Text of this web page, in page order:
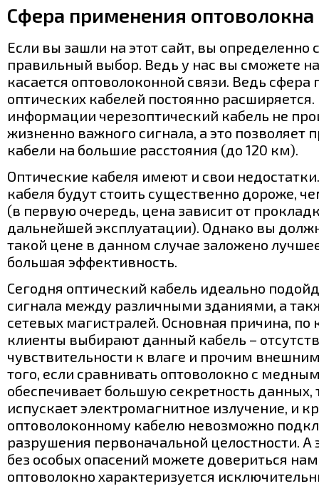
Сфера применения оптоволокна
Если вы зашли на этот сайт, вы определенно
правильный выбор. Ведь у нас вы сможете
касается оптоволоконной связи. Ведь
оптических кабелей постоянно
информации черезоптический кабель не
жизненно важного сигнала, а это позволяет
кабели на большие расстояния (до 120 км).
Оптические кабеля имеют и свои
кабеля будут стоить существенно дороже,
(в первую очередь, цена зависит от
дальнейшей эксплуатации). Однако вы
такой цене в данном случае заложено
большая эффективность.
Сегодня оптический кабель идеально
сигнала между различными зданиями, а
сетевых магистралей. Основная причина, по
клиенты выбирают данный кабель –
чувствительности к влаге и прочим
того, если сравнивать оптоволокно с
обеспечивает большую секретность данных,
испускает электромагнитное излучение, и
оптоволоконному кабелю невозможно
разрушения первоначальной целостности. А
без особых опасений можете довериться
оптоволокно характеризуется